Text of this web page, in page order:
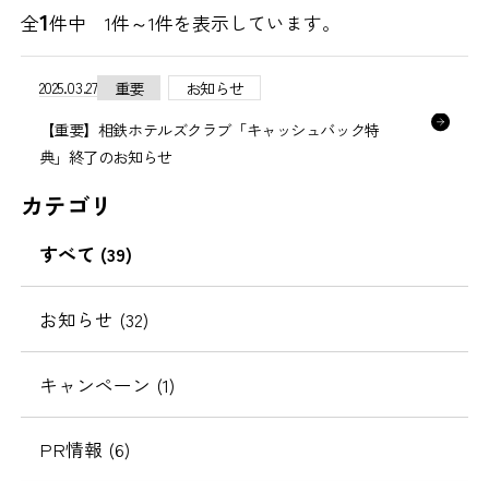
全1件中 1件～1件を表示しています。
2025.03.27 重要
お知らせ
【重要】相鉄ホテルズクラブ「キャッシュバック特
典」終了のお知らせ
カテゴリ
すべて (39)
お知らせ (32)
キャンペーン (1)
PR情報 (6)